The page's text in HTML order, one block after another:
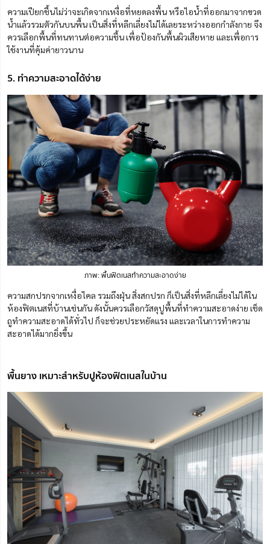
ความเปียกชื้นไม่ว่าจะเกิดจากเหงื่อที่หยดลงพื้น หรือไอน้ำที่ออกมาจากขวด
น้ำแล้วรวมตัวกันบนพื้น เป็นสิ่งที่หลีกเลี่ยงไม่ได้เลยระหว่างออกกำลังกาย จึง
ควรเลือกพื้นที่ทนทานต่อความชื้น เพื่อป้องกันพื้นผิวเสียหาย และเพื่อการ
ใช้งานที่คุ้มค่ายาวนาน
5. ทำความสะอาดได้ง่าย
ภาพ: พื้นฟิตเนสทำความสะอาดง่าย
ความสกปรกจากเหงื่อไคล รวมถึงฝุ่น สิ่งสกปรก ก็เป็นสิ่งที่หลีกเลี่ยงไม่ได้ใน
ห้องฟิตเนสที่บ้านเช่นกัน ดังนั้นควรเลือกวัสดุปูพื้นที่ทำความสะอาดง่าย เช็ด
ถูทำความสะอาดได้ทั่วไป ก็จะช่วยประหยัดแรง และเวลาในการทำความ
สะอาดได้มากยิ่งขึ้น
พื้นยาง เหมาะสำหรับปูห้องฟิตเนสในบ้าน